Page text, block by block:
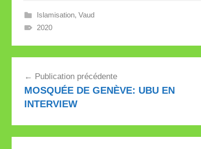
Islamisation, Vaud
2020
l’article
Publication précédente
MOSQUÉE DE GENÈVE: UBU EN
INTERVIEW